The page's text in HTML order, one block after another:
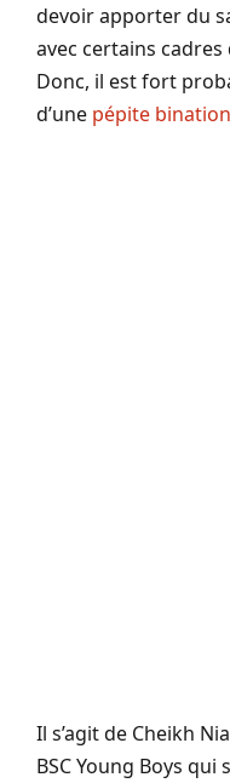
devoir apporter du
avec certains
Donc, il est fort
d’une pépite
Il s’agit de Cheikh
BSC Young Boys qui